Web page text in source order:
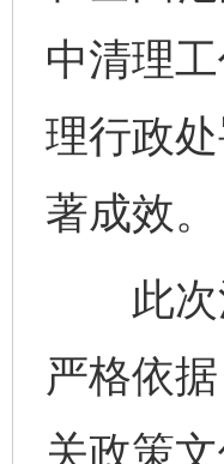
中清理
理行政
著成效。
此次清
严格依
关政策